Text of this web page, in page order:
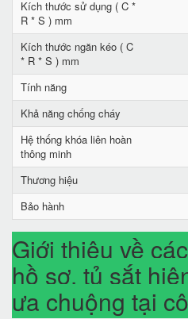
Kích thước sử dụng ( C *
R * S ) mm
Kích thước ngăn kéo ( C
* R * S ) mm
Tính năng
Khả năng chống cháy
Hệ thống khóa liên hoàn
thông minh
Thương hiệu
Bảo hành
Giới thiệu về
hồ sơ, tủ sắt
ưa chuộng tại